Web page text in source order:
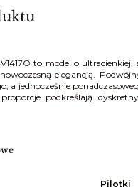
to model o
elegancją.
a jednocześnie
podkreślają
Pilotki